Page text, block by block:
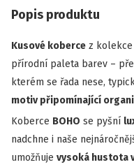
Popis produktu
Kusové koberce z kolekce
přírodní paleta barev –
kterém se řada nese,
motiv připomínající
Koberce BOHO se pyšní
nadchne i naše
umožňuje vysoká hustota